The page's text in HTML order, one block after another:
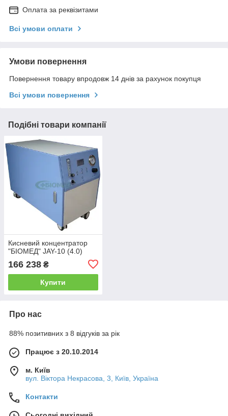
Оплата за реквізитами
Всі умови оплати
Умови повернення
Повернення товару впродовж 14 днів за рахунок покупця
Всі умови повернення
Подібні товари компанії
Кисневий концентратор
"БІОМЕД" JAY-10 (4.0)
166 238 ₴
Купити
Про нас
88% позитивних з 8 відгуків за рік
Працює з 20.10.2014
м. Київ
вул. Вiктора Некрасова, 3, Київ, Україна
Контакти